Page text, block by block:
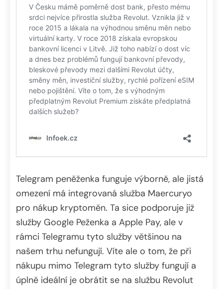
Telegram peněženka funguje výborně, ale jistá
omezení má integrovaná služba Maercuryo
pro nákup kryptoměn. Ta sice podporuje již
služby Google Peženka a Apple Pay, ale v
rámci Telegramu tyto služby většinou na
našem trhu nefungují. Víte ale o tom, že při
nákupu mimo Telegram tyto služby fungují a
úplně ideální je obrátit se na službu Revolut